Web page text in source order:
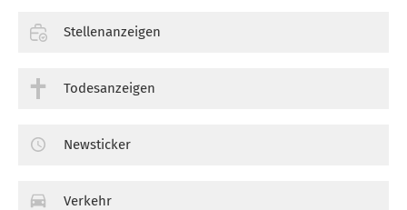
Stellenanzeigen
Todesanzeigen
Newsticker
Verkehr